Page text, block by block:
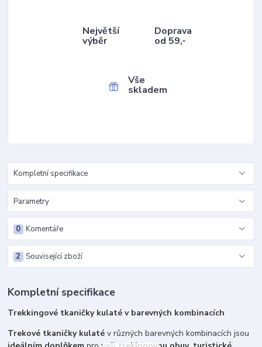
Největší
výběr
Doprava
od 59,-
Vše
skladem
Kompletní specifikace
Parametry
Komentáře
0
Související zboží
2
Kompletní specifikace
Trekkingové tkaničky kulaté v barevných kombinacích
Trekové tkaničky kulaté v různých barevných kombinacích jsou